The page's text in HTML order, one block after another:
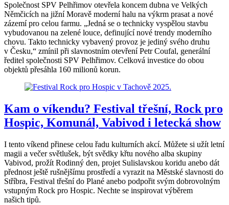
Společnost SPV Pelhřimov otevřela koncem dubna ve Velkých
Němčicích na jižní Moravě moderní halu na výkrm prasat a nové
zázemí pro celou farmu. „Jedná se o technicky vyspělou stavbu
vybudovanou na zelené louce, definující nové trendy moderního
chovu. Takto technicky vybavený provoz je jediný svého druhu
v Česku,“ zmínil při slavnostním otevření Petr Coufal, generální
ředitel společnosti SPV Pelhřimov. Celková investice do obou
objektů přesáhla 160 milionů korun.
Kam o víkendu? Festival třešní, Rock pro
Hospic, Komunál, Vabivod i letecká show
I tento víkend přinese celou řadu kulturních akcí. Můžete si užít letní
magii a večer světlušek, být svědky křtu nového alba skupiny
Vabivod, prožít Rodinný den, projet Sulislavskou koridu anebo dát
přednost ještě rušnějšímu prostředí a vyrazit na Městské slavnosti do
Stříbra, Festival třešní do Plané anebo podpořit svým dobrovolným
vstupným Rock pro Hospic. Nechte se inspirovat výběrem
našich tipů.